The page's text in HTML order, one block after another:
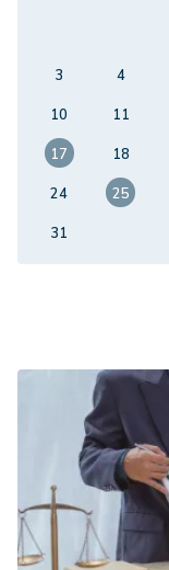
3
4
10
11
17
18
24
25
31